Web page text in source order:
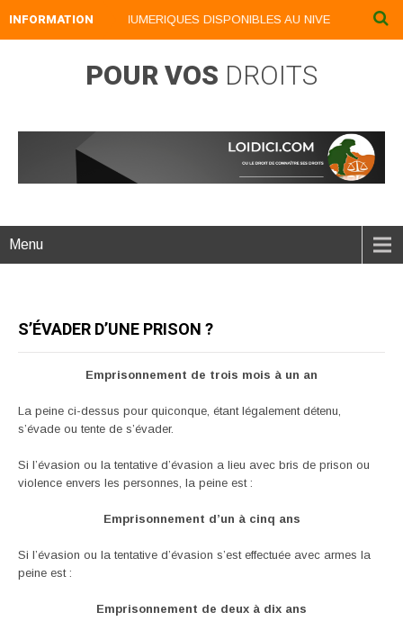
INFORMATION
NOS LIVRES NUMERIQUES DISPONIBLES AU NIVEAU DU
POUR VOS DROITS
Menu
S’ÉVADER D’UNE PRISON ?
Emprisonnement de trois mois à un an
La peine ci-dessus pour quiconque, étant légalement détenu,
s’évade ou tente de s’évader.
Si l’évasion ou la tentative d’évasion a lieu avec bris de prison ou
violence envers les personnes, la peine est :
Emprisonnement d’un à cinq ans
Si l’évasion ou la tentative d’évasion s’est effectuée avec armes la
peine est :
Emprisonnement de deux à dix ans